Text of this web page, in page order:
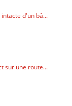
d'un bâ...
sur une route...